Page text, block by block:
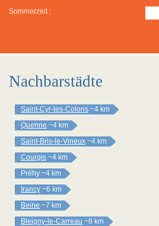
Sommerzeit :
Nachbarstädte
Saint-Cyr-les-Colons ~4 km
Quenne ~4 km
Saint-Bris-le-Vineux ~4 km
Courgis ~4 km
Préhy ~4 km
Irancy ~6 km
Beine ~7 km
Bleigny-le-Carreau ~8 km